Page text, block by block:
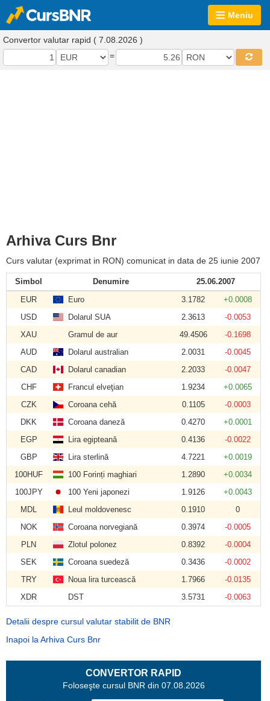
Meniu
Convertor valutar rapid ( 7.08.2026 )
=
Arhiva Curs Bnr
Curs valutar (exprimat in RON) comunicat in data de 25 iunie 2007
Simbol Denumire
25.06.2007
EUR
Euro 3.1782
+0.0008
USD
Dolarul SUA 2.3613
-0.0053
XAU
Gramul de aur 49.4506
-0.1698
AUD
Dolarul australian 2.0031
-0.0045
CAD
Dolarul canadian 2.2033
-0.0047
CHF
Francul elveţian 1.9234
+0.0065
CZK
Coroana cehă 0.1105
-0.0003
DKK
Coroana daneză 0.4270
+0.0001
EGP
Lira egipteană 0.4136
-0.0022
GBP
Lira sterlină 4.7221
+0.0019
100HUF
100 Forinți maghiari 1.2890
+0.0034
100JPY
100 Yeni japonezi 1.9126
+0.0043
MDL
Leul moldovenesc 0.1910
0
NOK
Coroana norvegiană 0.3974
-0.0005
PLN
Zlotul polonez 0.8392
-0.0004
SEK
Coroana suedeză 0.3436
-0.0002
TRY
Noua lira turcească 1.7966
-0.0135
XDR
DST 3.5731 -0.0063
Detalii despre cursul valutar stabilit de BNR
Inapoi la Arhiva Curs Bnr
CONVERTOR RAPID
Foloseşte cursul BNR din 07.08.2026